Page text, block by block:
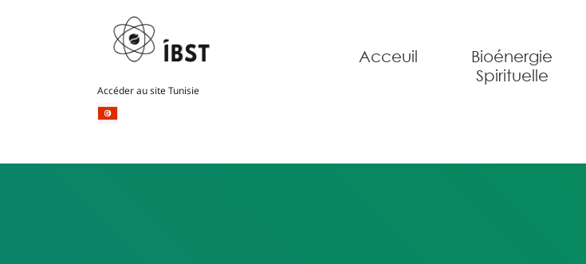
Accéder au site Tunisie
Acceuil
Bioénergie
Spirituelle